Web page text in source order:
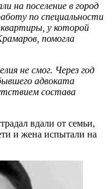
на поселение в город
по специальности
у которой
помогла
не смог. Через год
адвоката
состава
вдали от семьи,
и жена испытали на